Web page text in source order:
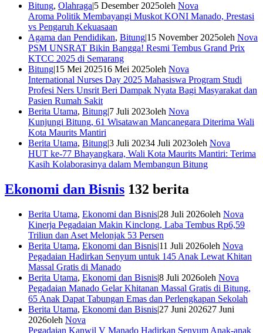
Bitung, Olahraga 5 Desember 2025oleh Nova
Aroma Politik Membayangi Muskot KONI Manado, Prestasi
vs Pengaruh Kekuasaan
Agama dan Pendidikan, Bitung 15 November 2025oleh Nova
PSM UNSRAT Bikin Bangga! Resmi Tembus Grand Prix
KTCC 2025 di Semarang
Bitung 15 Mei 202516 Mei 2025oleh Nova
International Nurses Day 2025 Mahasiswa Program Studi
Profesi Ners Unsrit Beri Dampak Nyata Bagi Masyarakat dan
Pasien Rumah Sakit
Berita Utama, Bitung 7 Juli 2023oleh Nova
Kunjungi Bitung, 61 Wisatawan Mancanegara Diterima Wali
Kota Maurits Mantiri
Berita Utama, Bitung3 Juli 20234 Juli 2023oleh Nova
HUT ke-77 Bhayangkara, Wali Kota Maurits Mantiri: Terima
Kasih Kolaborasinya dalam Membangun Bitung
Ekonomi dan Bisnis 132 berita
Berita Utama, Ekonomi dan Bisnis|28 Juli 2026oleh Nova
Kinerja Pegadaian Makin Kinclong, Laba Tembus Rp6,59
Triliun dan Aset Melonjak 53 Persen
Berita Utama, Ekonomi dan Bisnis|11 Juli 2026oleh Nova
Pegadaian Hadirkan Senyum untuk 145 Anak Lewat Khitan
Massal Gratis di Manado
Berita Utama, Ekonomi dan Bisnis|8 Juli 2026oleh Nova
Pegadaian Manado Gelar Khitanan Massal Gratis di Bitung,
65 Anak Dapat Tabungan Emas dan Perlengkapan Sekolah
Berita Utama, Ekonomi dan Bisnis|27 Juni 202627 Juni
2026oleh Nova
Pegadaian Kanwil V Manado Hadirkan Senyum Anak-anak